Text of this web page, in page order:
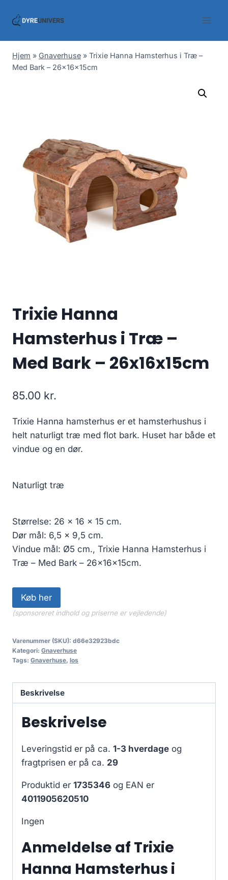
Hjem » Gnaverhuse » Trixie Hanna Hamsterhus i Træ –
Med Bark – 26x16x15cm
Trixie Hanna
Hamsterhus i Træ –
Med Bark – 26x16x15cm
85.00 kr.
Trixie Hanna hamsterhus er et hamsterhushus i
helt naturligt træ med flot bark. Huset har både et
vindue og en dør.
Naturligt træ
Størrelse: 26 x 16 x 15 cm.
Dør mål: 6,5 x 9,5 cm.
Vindue mål: Ø5 cm., Trixie Hanna Hamsterhus i
Træ – Med Bark – 26x16x15cm.
Køb her
(sponsoreret indhold og priserne er vejledende)
Varenummer (SKU): d66e32923bdc
Kategori: Gnaverhuse
Tags: Gnaverhuse, los
Beskrivelse
Beskrivelse
Leveringstid er på ca. 1-3 hverdage og
fragtprisen er på ca. 29
Produktid er 1735346 og EAN er
4011905620510
Ingen
Anmeldelse af Trixie
Hanna Hamsterhus i